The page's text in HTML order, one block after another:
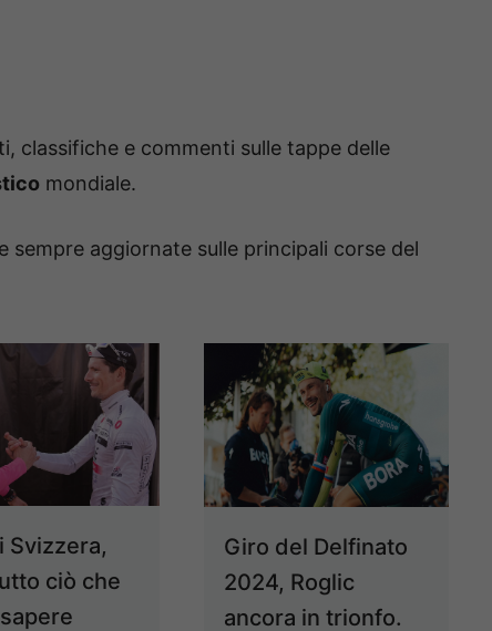
classifiche e commenti sulle tappe delle
mondiale.
sempre aggiornate sulle principali corse del
Svizzera,
ciò che
Giro del Delfinato
2024, Roglic
ancora in trionfo.